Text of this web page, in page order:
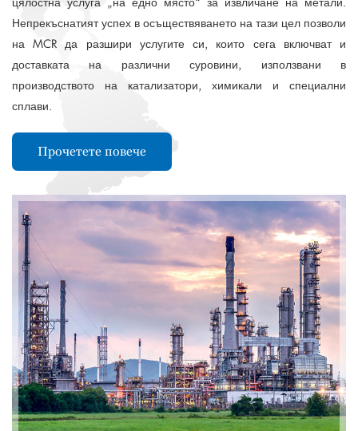
Непрекъснатият успех в осъществяването на тази цел позволи
на MCR да разшири услугите си, които сега включват и
доставката на различни суровини, използвани в
производството на катализатори, химикали и специални
сплави.
Прочетете повече